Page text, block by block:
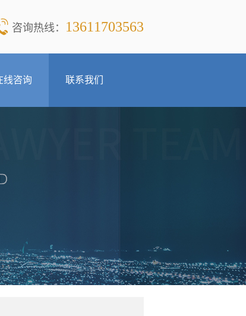
咨询热线： 13611703563
线咨询 联系我们